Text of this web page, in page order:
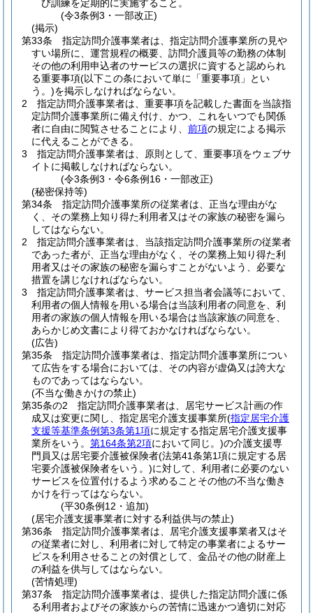
び訓練を定期的に実施すること。
(令3条例3・一部改正)
(掲示)
第33条
指定訪問介護事業者は、指定訪問介護事業所の見や
すい場所に、運営規程の概要、訪問介護員等の勤務の体制
その他の利用申込者のサービスの選択に資すると認められ
る重要事項(以下この条において単に「重要事項」とい
う。)を掲示しなければならない。
2
指定訪問介護事業者は、重要事項を記載した書面を当該指
定訪問介護事業所に備え付け、かつ、これをいつでも関係
者に自由に閲覧させることにより、 前項の規定による掲示
に代えることができる。
3
指定訪問介護事業者は、原則として、重要事項をウェブサ
イトに掲載しなければならない。
(令3条例3・令6条例16・一部改正)
(秘密保持等)
第34条
指定訪問介護事業所の従業者は、正当な理由がな
く、その業務上知り得た利用者又はその家族の秘密を漏ら
してはならない。
2
指定訪問介護事業者は、当該指定訪問介護事業所の従業者
であった者が、正当な理由がなく、その業務上知り得た利
用者又はその家族の秘密を漏らすことがないよう、必要な
措置を講じなければならない。
3
指定訪問介護事業者は、サービス担当者会議等において、
利用者の個人情報を用いる場合は当該利用者の同意を、利
用者の家族の個人情報を用いる場合は当該家族の同意を、
あらかじめ文書により得ておかなければならない。
(広告)
第35条
指定訪問介護事業者は、指定訪問介護事業所につい
て広告をする場合においては、その内容が虚偽又は誇大な
ものであってはならない。
(不当な働きかけの禁止)
第35条の2
指定訪問介護事業者は、居宅サービス計画の作
成又は変更に関し、指定居宅介護支援事業所(指定居宅介護
支援等基準条例第3条第1項に規定する指定居宅介護支援事
業所をいう。 第164条第2項において同じ。)の介護支援専
門員又は居宅要介護被保険者(法第41条第1項に規定する居
宅要介護被保険者をいう。)に対して、利用者に必要のない
サービスを位置付けるよう求めることその他の不当な働き
かけを行ってはならない。
(平30条例12・追加)
(居宅介護支援事業者に対する利益供与の禁止)
第36条
指定訪問介護事業者は、居宅介護支援事業者又はそ
の従業者に対し、利用者に対して特定の事業者によるサー
ビスを利用させることの対償として、金品その他の財産上
の利益を供与してはならない。
(苦情処理)
第37条
指定訪問介護事業者は、提供した指定訪問介護に係
る利用者およびその家族からの苦情に迅速かつ適切に対応